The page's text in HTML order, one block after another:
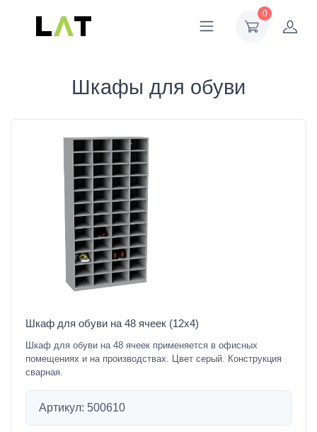
0
Шкафы для обуви
Шкаф для обуви на 48 ячеек (12х4)
Шкаф для обуви на 48 ячеек применяется в офисных
помещениях и на производствах. Цвет серый. Конструкция
сварная.
Артикул: 500610